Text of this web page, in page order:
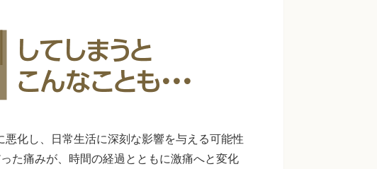
化し、日常生活に深刻な影響を与える可能性
た痛みが、時間の経過とともに激痛へと変化